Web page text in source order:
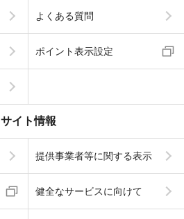
よくある質問
ポイント表示設定
サイト情報
提供事業者等に関する表示
健全なサービスに向けて